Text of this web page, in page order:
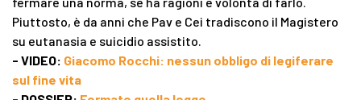
Piuttosto, è da anni che Pav e Cei tradiscono il Magistero
su eutanasia e suicidio assistito.
- VIDEO: Giacomo Rocchi: nessun obbligo di legiferare
sul fine vita